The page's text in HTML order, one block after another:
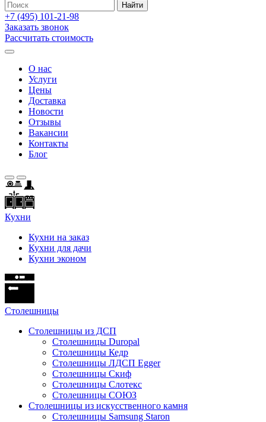
+7 (495) 101-21-98
Заказать звонок
Рассчитать стоимость
О нас
Услуги
Цены
Доставка
Новости
Отзывы
Вакансии
Контакты
Блог
Кухни
Кухни на заказ
Кухни для дачи
Кухни эконом
Cтолешницы
Столешницы из ДСП
Столешницы Duropal
Столешницы Кедр
Столешницы ЛДСП Egger
Столешницы Скиф
Столешницы Слотекс
Столешницы СОЮЗ
Столешницы из искусственного камня
Столешницы Samsung Staron